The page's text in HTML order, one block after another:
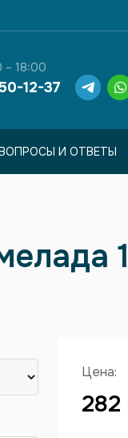
12-37
– 18:00
И ОТВЕТЫ
Цена: